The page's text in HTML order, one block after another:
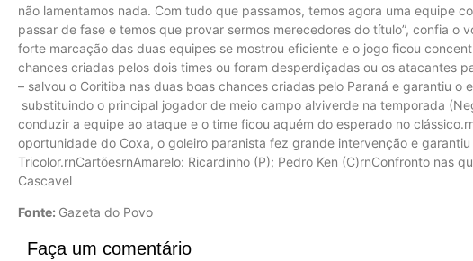
não lamentamos nada. Com tudo que passamos, temos agora uma equipe
passar de fase e temos que provar sermos merecedores do título”, confia o
forte marcação das duas equipes se mostrou eficiente e o jogo ficou
chances criadas pelos dois times ou foram desperdiçadas ou os atacantes
– salvou o Coritiba nas duas boas chances criadas pelo Paraná e garantiu o
substituindo o principal jogador de meio campo alviverde na temporada
conduzir a equipe ao ataque e o time ficou aquém do esperado no
oportunidade do Coxa, o goleiro paranista fez grande intervenção e
Tricolor.rnCartõesrnAmarelo: Ricardinho (P); Pedro Ken (C)rnConfronto nas
Cascavel
Fonte: Gazeta do Povo
Faça um comentário